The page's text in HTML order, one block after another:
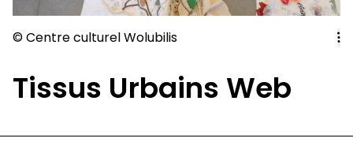
A
© Centre culturel Wolubilis
Tissus Urbains Web